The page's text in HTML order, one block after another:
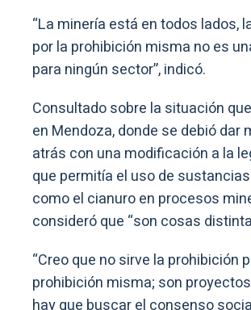
“La minería está en todos lados,
por la prohibición misma no es
para ningún sector”, indicó.
Consultado sobre la situación
en Mendoza, donde se debió dar
atrás con una modificación a la
que permitía el uso de
como el cianuro en procesos
consideró que “son cosas
“Creo que no sirve la prohibición
prohibición misma; son